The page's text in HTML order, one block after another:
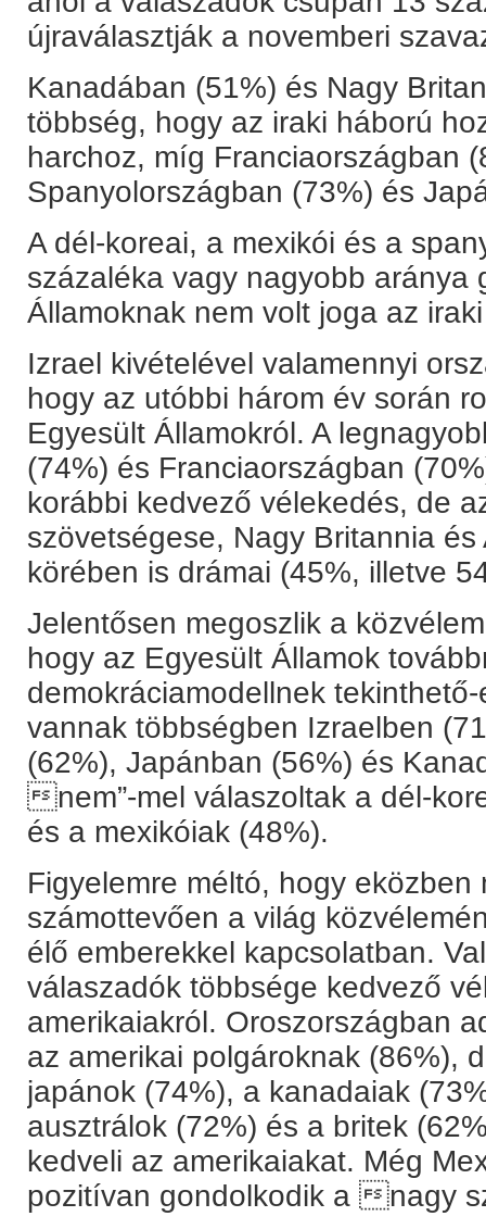
újraválasztják a novemberi
Kanadában (51%) és Nagy
többség, hogy az iraki háború
harchoz, míg Franciaországban
Spanyolországban (73%) és
A dél-koreai, a mexikói és a
százaléka vagy nagyobb aránya
Államoknak nem volt joga az
Izrael kivételével valamennyi
hogy az utóbbi három év során
Egyesült Államokról. A
(74%) és Franciaországban
korábbi kedvező vélekedés, de
szövetségese, Nagy Britannia
körében is drámai (45%, illetve
Jelentősen megoszlik a
hogy az Egyesült Államok
demokráciamodellnek
vannak többségben Izraelben
(62%), Japánban (56%) és
nem”-mel válaszoltak a dél-
és a mexikóiak (48%).
Figyelemre méltó, hogy eközben
számottevően a világ
élő emberekkel kapcsolatban.
válaszadók többsége kedvező
amerikaiakról. Oroszországban
az amerikai polgároknak (86%),
japánok (74%), a kanadaiak
ausztrálok (72%) és a britek
kedveli az amerikaiakat. Még
pozitívan gondolkodik a nagy